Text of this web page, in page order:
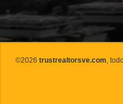
©2026 trustrealtorsve.com,